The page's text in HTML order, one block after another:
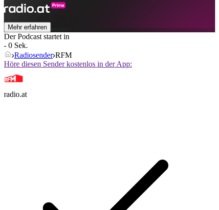
Mehr erfahren
Der Podcast startet in
- 0 Sek.
Radiosender RFM
Höre diesen Sender kostenlos in der App:
radio.at